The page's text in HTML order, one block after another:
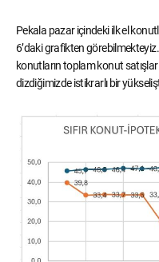
Pekala pazar içindeki ilk el
6’daki grafikten görebilmekteyiz.
konutların toplam konut
dizdiğimizde istikrarlı bir